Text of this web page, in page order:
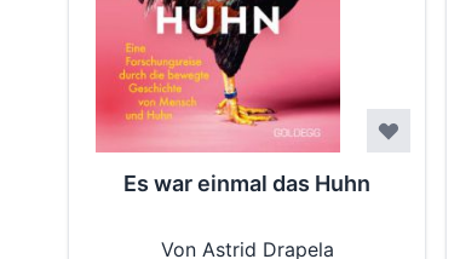
Es war einmal das Huhn
Von Astrid Drapela